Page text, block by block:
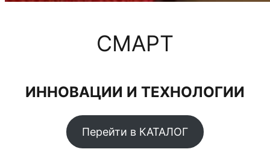
СМАРТ
ИННОВАЦИИ И ТЕХНОЛОГИИ
Перейти в КАТАЛОГ